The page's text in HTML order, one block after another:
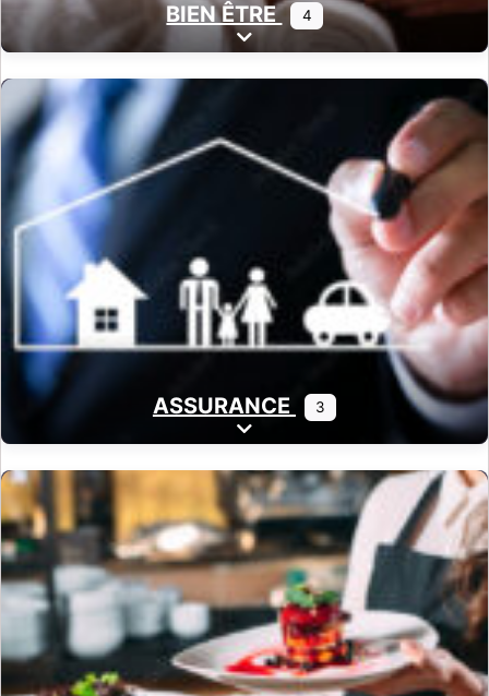
BIEN ÊTRE 4
Expand sub-categories
ASSURANCE 3
Expand sub-categories